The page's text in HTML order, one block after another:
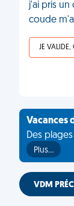
j'ai pris
coude m'a
JE VALIDE,
Vacances
Des
Plus…
VDM